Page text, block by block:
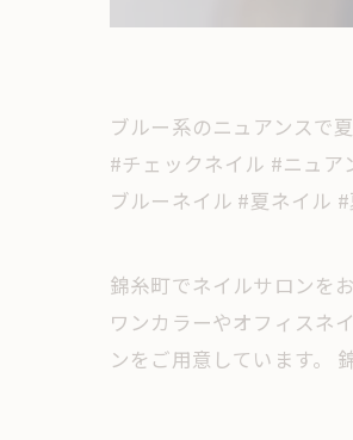
ブルー系のニュアンスで
#チェックネイル #ニュ
ブルーネイル #夏ネイル
錦糸町でネイルサロンを
ワンカラーやオフィスネ
ンをご用意しています。